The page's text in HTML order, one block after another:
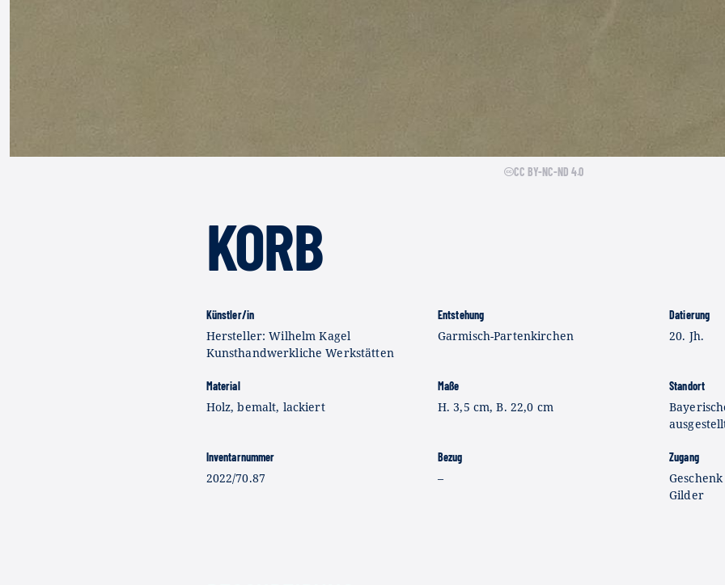
CC BY-NC-ND 4.0
KORB
Künstler/in
Hersteller: Wilhelm Kagel
Kunsthandwerkliche Werkstätten
Entstehung
Garmisch-Partenkirchen
Datierung
20. Jh.
Material
Holz, bemalt, lackiert
Maße
H. 3,5 cm, B. 22,0 cm
Standort
Inventarnummer
2022/70.87
Bezug
–
Zugang
Gilder